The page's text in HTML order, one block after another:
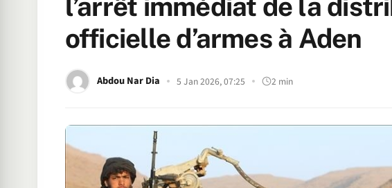
l’arrêt immédiat de la
officielle d’armes à Aden
Abdou Nar Dia 5 Jan 2026, 07:25 2 min